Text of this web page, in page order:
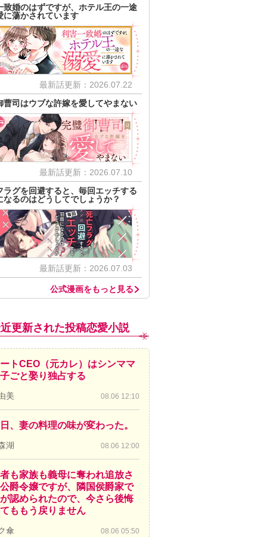
致婚のはずですが、ホテル王の一途
に蕩かされています
最新話更新：2026.07.22
曹司はウブな許嫁を愛してやまない
最新話更新：2026.07.10
ラグを回避すると、毎回エッチする
なるのはどうしてでしょうか？
最新話更新：2026.07.03
公式漫画をもっと見る
更新された投稿恋愛小説
トCEO（元カレ）はシンママ
ごと娶り独占する
美 08.06 12:10
、妻の料理の味が変わった。
湖 08.06 12:00
も家族も義母に奪われ追放さ
爵令嬢ですが、隣国侯爵家で
認められたので、今さら後悔
ももう戻りません
傘 08.06 05:50